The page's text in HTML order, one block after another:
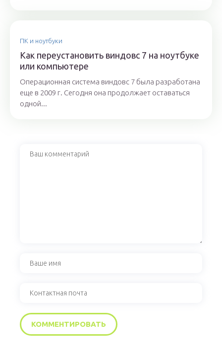
ПК и ноутбуки
Как переустановить виндовс 7 на ноутбуке
или компьютере
Операционная система виндовс 7 была разработана
еще в 2009 г. Сегодня она продолжает оставаться
одной...